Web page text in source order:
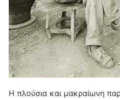
Η πλούσια και μακραίωνη